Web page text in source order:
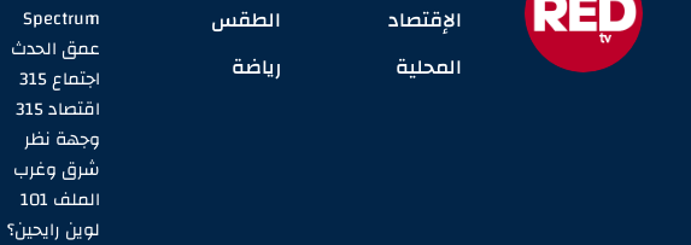
الإقتصاد
المحلية
الطقس
رياضة
Spectrum
عمق الحدث
اجتماع 315
اقتصاد 315
وجهة نظر
شرق وغرب
الملف 101
لوين رايحين؟